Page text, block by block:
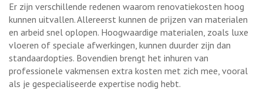
Er zijn verschillende redenen waarom renovatiekosten hoog
kunnen uitvallen. Allereerst kunnen de prijzen van materialen
en arbeid snel oplopen. Hoogwaardige materialen, zoals luxe
vloeren of speciale afwerkingen, kunnen duurder zijn dan
standaardopties. Bovendien brengt het inhuren van
professionele vakmensen extra kosten met zich mee, vooral
als je gespecialiseerde expertise nodig hebt.